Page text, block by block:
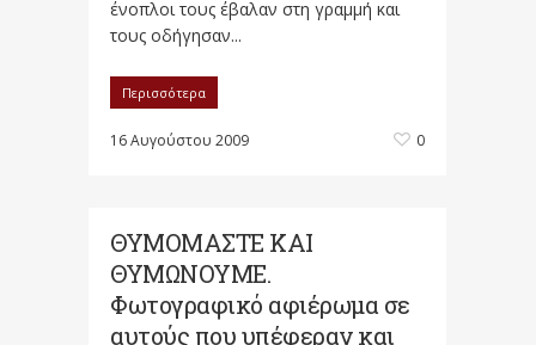
ένοπλοι τους έβαλαν στη γραμμή και
τους οδήγησαν...
Περισσότερα
16 Αυγούστου 2009 0
ΘΥΜΟΜΑΣΤΕ ΚΑΙ
ΘΥΜΩΝΟΥΜΕ.
Φωτογραφικό αφιέρωμα σε
αυτούς που υπέφεραν και